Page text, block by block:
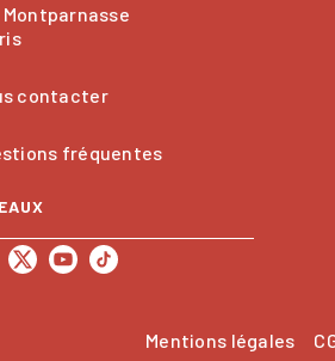
Montparnasse
contacter
fréquentes
Mentions légales